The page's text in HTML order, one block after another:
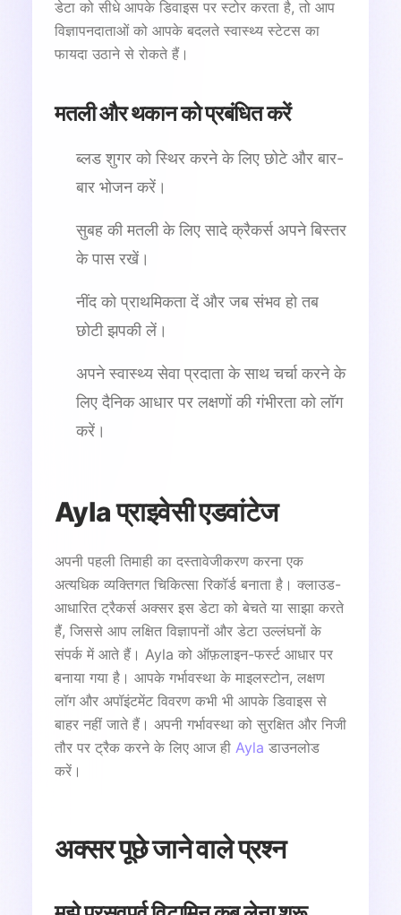
डेटा को सीधे आपके डिवाइस पर स्टोर करता है, तो आप
विज्ञापनदाताओं को आपके बदलते स्वास्थ्य स्टेटस का
फायदा उठाने से रोकते हैं।
मतली और थकान को प्रबंधित करें
ब्लड शुगर को स्थिर करने के लिए छोटे और बार-
बार भोजन करें।
सुबह की मतली के लिए सादे क्रैकर्स अपने बिस्तर
के पास रखें।
नींद को प्राथमिकता दें और जब संभव हो तब
छोटी झपकी लें।
अपने स्वास्थ्य सेवा प्रदाता के साथ चर्चा करने के
लिए दैनिक आधार पर लक्षणों की गंभीरता को लॉग
करें।
Ayla प्राइवेसी एडवांटेज
अपनी पहली तिमाही का दस्तावेजीकरण करना एक
अत्यधिक व्यक्तिगत चिकित्सा रिकॉर्ड बनाता है। क्लाउड-
आधारित ट्रैकर्स अक्सर इस डेटा को बेचते या साझा करते
हैं, जिससे आप लक्षित विज्ञापनों और डेटा उल्लंघनों के
संपर्क में आते हैं। Ayla को ऑफ़लाइन-फर्स्ट आधार पर
बनाया गया है। आपके गर्भावस्था के माइलस्टोन, लक्षण
लॉग और अपॉइंटमेंट विवरण कभी भी आपके डिवाइस से
बाहर नहीं जाते हैं। अपनी गर्भावस्था को सुरक्षित और निजी
तौर पर ट्रैक करने के लिए आज ही Ayla डाउनलोड
करें।
अक्सर पूछे जाने वाले प्रश्न